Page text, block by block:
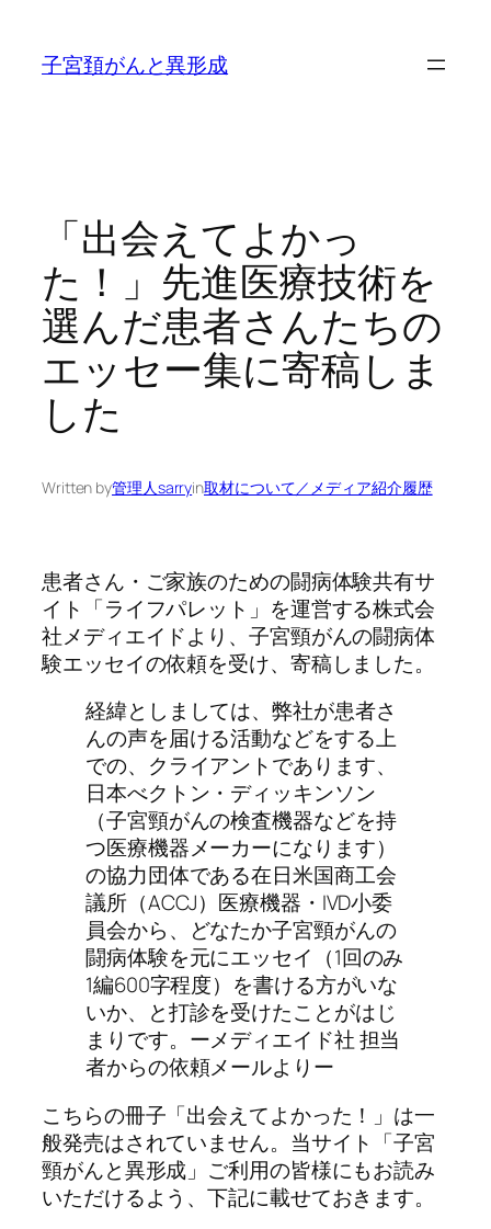
子宮頚がんと異形成
「出会えてよかっ
た！」先進医療技術を
選んだ患者さんたちの
エッセー集に寄稿しま
した
Written by管理人sarryin取材について／メディア紹介履歴
患者さん・ご家族のための闘病体験共有サ
イト「ライフパレット」を運営する株式会
社メディエイドより、子宮頸がんの闘病体
験エッセイの依頼を受け、寄稿しました。
経緯としましては、弊社が患者さ
んの声を届ける活動などをする上
での、クライアントであります、
日本べクトン・ディッキンソン
（子宮頸がんの検査機器などを持
つ医療機器メーカーになります）
の協力団体である在日米国商工会
議所（ACCJ）医療機器・IVD小委
員会から、どなたか子宮頸がんの
闘病体験を元にエッセイ（1回のみ
1編600字程度）を書ける方がいな
いか、と打診を受けたことがはじ
まりです。ーメディエイド社 担当
者からの依頼メールよりー
こちらの冊子「出会えてよかった！」は一
般発売はされていません。当サイト「子宮
頸がんと異形成」ご利用の皆様にもお読み
いただけるよう、下記に載せておきます。